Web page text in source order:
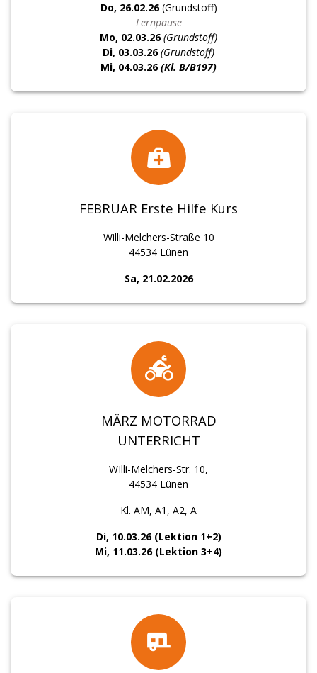
Do, 26.02.26(Grundstoff)
Lernpause
Mo, 02.03.26(Grundstoff)
Di, 03.03.26(Grundstoff)
Mi, 04.03.26 (Kl. B/B197)
FEBRUAR Erste Hilfe Kurs
Willi-Melchers-Straße 10
44534 Lünen
Sa, 21.02.2026
MÄRZ MOTORRAD
UNTERRICHT
WIlli-Melchers-Str. 10,
44534 Lünen
Kl. AM, A1, A2, A
Di, 10.03.26 (Lektion 1+2)
Mi, 11.03.26 (Lektion 3+4)